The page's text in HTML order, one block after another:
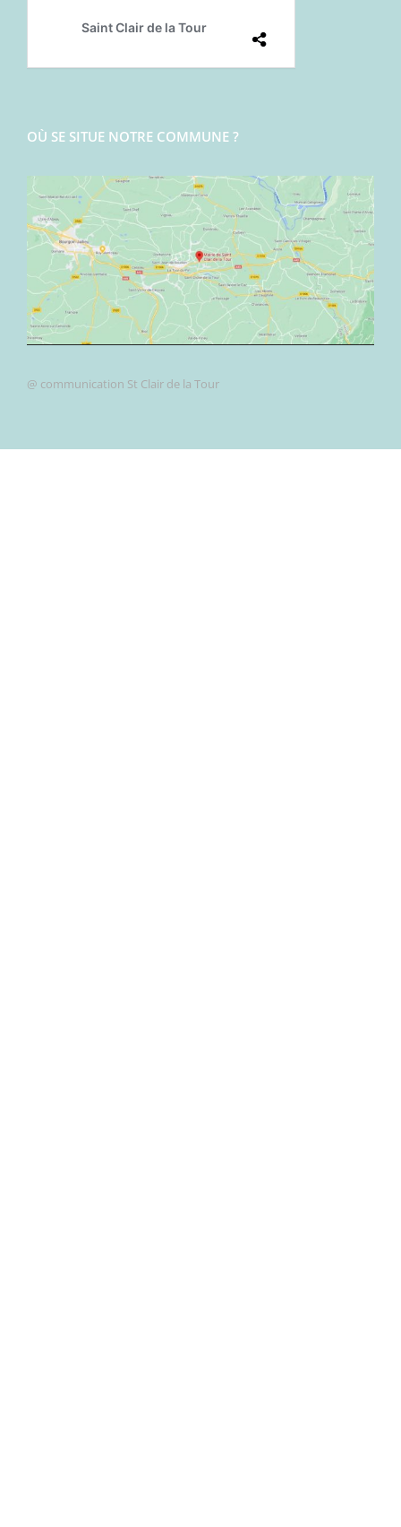
OÙ SE SITUE NOTRE COMMUNE ?
@ communication St Clair de la Tour